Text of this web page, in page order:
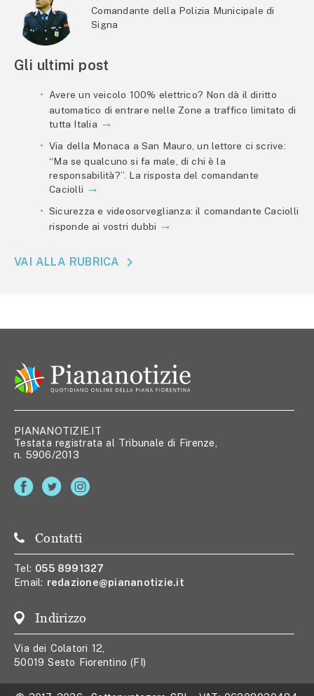
Comandante della Polizia Municipale di
Signa
Gli ultimi post
Avere un veicolo 100% elettrico? Non dà il diritto
automatico di entrare nelle Zone a traffico limitato di
tutta Italia
Via della Monaca a San Mauro, un lettore ci scrive:
“Ma se qualcuno si fa male, di chi è la
responsabilità?”. La risposta del comandante
Caciolli
Sicurezza e videosorveglianza: il comandante Caciolli
risponde ai vostri dubbi
VAI ALLA RUBRICA
PIANANOTIZIE.IT
Testata registrata al Tribunale di Firenze,
n. 5906/2013
Contatti
Tel: 055 8991327
Email: redazione@piananotizie.it
Indirizzo
Via dei Colatori 12,
50019 Sesto Fiorentino (FI)